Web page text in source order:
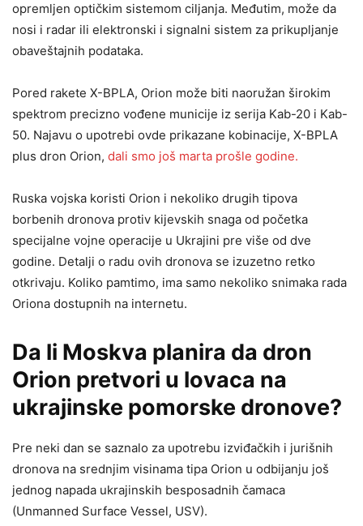
opremljen optičkim sistemom ciljanja. Međutim, može da
nosi i radar ili elektronski i signalni sistem za prikupljanje
obaveštajnih podataka.
Pored rakete X-BPLA, Orion može biti naoružan širokim
spektrom precizno vođene municije iz serija Kab-20 i Kab-
50. Najavu o upotrebi ovde prikazane kobinacije, X-BPLA
plus dron Orion, dali smo još marta prošle godine.
Ruska vojska koristi Orion i nekoliko drugih tipova
borbenih dronova protiv kijevskih snaga od početka
specijalne vojne operacije u Ukrajini pre više od dve
godine. Detalji o radu ovih dronova se izuzetno retko
otkrivaju. Koliko pamtimo, ima samo nekoliko snimaka rada
Oriona dostupnih na internetu.
Da li Moskva planira da dron
Orion pretvori u lovaca na
ukrajinske pomorske dronove?
Pre neki dan se saznalo za upotrebu izviđačkih i jurišnih
dronova na srednjim visinama tipa Orion u odbijanju još
jednog napada ukrajinskih besposadnih čamaca
(Unmanned Surface Vessel, USV).